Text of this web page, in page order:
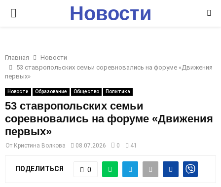
P
I
M
A
R
Y
Новости
Главная
Новости
53 ставропольских семьи соревновались на форуме «Движения
первых»
Новости Образование Общество Политика
53 ставропольских семьи
соревновались на форуме «Движения
первых»
От Кристина Волкова 08.07.2026 0 41
ПОДЕЛИТЬСЯ 0